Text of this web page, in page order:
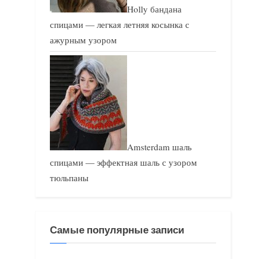
Holly бандана
спицами — легкая летняя косынка с
ажурным узором
Amsterdam шаль
спицами — эффектная шаль с узором
тюльпаны
Самые популярные записи